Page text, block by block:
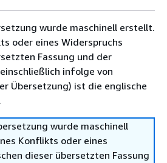
wurde maschinell erstellt.
oder eines Widerspruchs
Fassung und der
infolge von
Übersetzung) ist die englische
wurde maschinell
Konflikts oder eines
dieser übersetzten Fassung